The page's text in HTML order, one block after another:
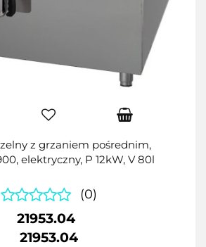
z grzaniem pośrednim,
elektryczny, P 12kW, V 80l
(0)
21953.04
21953.04